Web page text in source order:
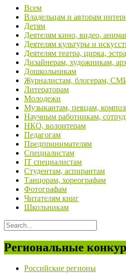
Всем
Владельцам и авторам
Детям
Деятелям кино, видео,
Деятелям культуры и
Деятелям театра, цирка,
Дизайнерам, художникам,
Дошкольникам
Журналистам, блогерам,
Литераторам
Молодежи
Музыкантам, певцам,
Научным работникам,
НКО, волонтерам
Педагогам
Предпринимателям
Специалистам
IT специалистам
Студентам, аспирантам
Танцорам, хореографам
Фотографам
Читателям книг
Школьникам
Региональные
Российские регионы